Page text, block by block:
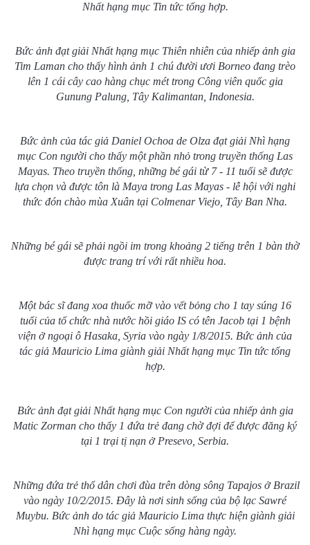
Nhất hạng mục Tin tức tổng hợp.
Bức ảnh đạt giải Nhất hạng mục Thiên nhiên của nhiếp ảnh gia
Tim Laman cho thấy hình ảnh 1 chú đười ươi Borneo đang trèo
lên 1 cái cây cao hàng chục mét trong Công viên quốc gia
Gunung Palung, Tây Kalimantan, Indonesia.
Bức ảnh của tác giả Daniel Ochoa de Olza đạt giải Nhì hạng
mục Con người cho thấy một phần nhỏ trong truyền thống Las
Mayas. Theo truyền thống, những bé gái từ 7 - 11 tuổi sẽ được
lựa chọn và được tôn là Maya trong Las Mayas - lễ hội với nghi
thức đón chào mùa Xuân tại Colmenar Viejo, Tây Ban Nha.
Những bé gái sẽ phải ngồi im trong khoảng 2 tiếng trên 1 bàn thờ
được trang trí với rất nhiều hoa.
Một bác sĩ đang xoa thuốc mỡ vào vết bỏng cho 1 tay súng 16
tuổi của tổ chức nhà nước hồi giáo IS có tên Jacob tại 1 bệnh
viện ở ngoại ô Hasaka, Syria vào ngày 1/8/2015. Bức ảnh của
tác giả Mauricio Lima giành giải Nhất hạng mục Tin tức tổng
hợp.
Bức ảnh đạt giải Nhất hạng mục Con người của nhiếp ảnh gia
Matic Zorman cho thấy 1 đứa trẻ đang chờ đợi để được đăng ký
tại 1 trại tị nạn ở Presevo, Serbia.
Những đứa trẻ thổ dân chơi đùa trên dòng sông Tapajos ở Brazil
vào ngày 10/2/2015. Đây là nơi sinh sống của bộ lạc Sawré
Muybu. Bức ảnh do tác giả Mauricio Lima thực hiện giành giải
Nhì hạng mục Cuộc sống hàng ngày.